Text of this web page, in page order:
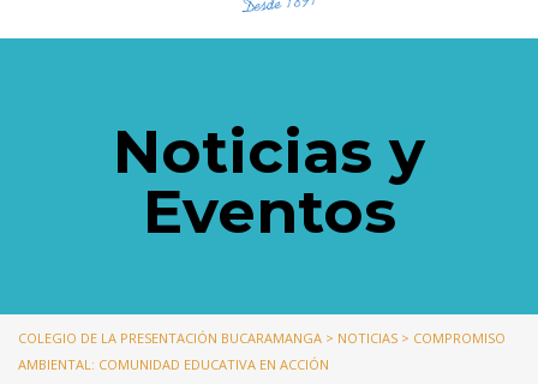
Noticias y
Eventos
COLEGIO DE LA PRESENTACIÓN BUCARAMANGA > NOTICIAS > COMPROMISO
AMBIENTAL: COMUNIDAD EDUCATIVA EN ACCIÓN